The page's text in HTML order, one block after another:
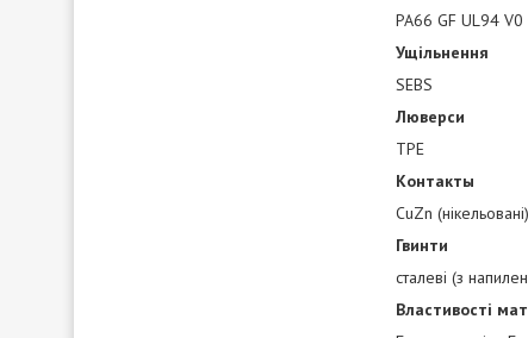
PA66 GF UL94
Ущільнення
SEBS
Люверси
TPE
Контакты
CuZn (нікельовані)
Гвинти
сталеві (з
Властивості